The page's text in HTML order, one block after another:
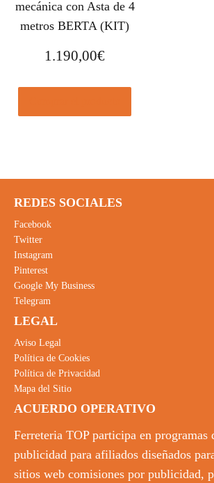
mecánica con Asta de 4
metros BERTA (KIT)
1.190,00€
REDES SOCIALES
Facebook
Twitter
Instagram
Pinterest
Google My Business
Telegram
LEGAL
Aviso Legal
Política de Cookies
Política de Privacidad
Mapa del Sitio
ACUERDO OPERATIVO
Ferreteria TOP participa en programas
publicidad para afiliados diseñados para
sitios web comisiones por publicidad,